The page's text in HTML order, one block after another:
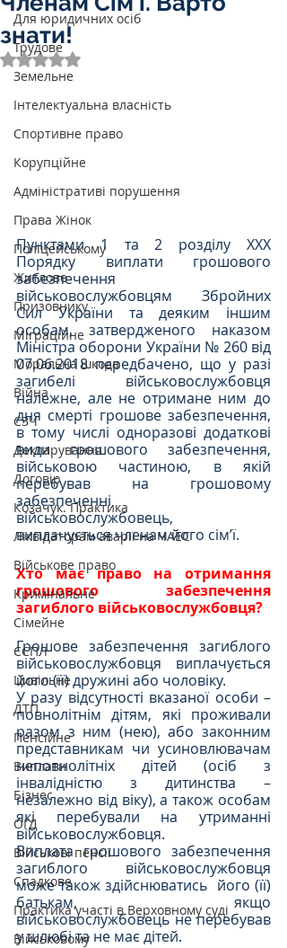
Для юридичних осіб
Трудове
Земельне
Інтелектуальна власність
Спортивне право
Корупційне
Адміністративі порушення
Права Жінок
Поліцейському
Житлове
Призовнику
Міграційне
Моральна шкода
Війна
СЗЧ
Декларування
Договір
Козачук. Практика
Ліквідаторам аварії на ЧАЕС
Військове право
Кримінальне
Сімейне
ЄСПЛ
Цивільне
ДТП
Пенсійне
Виплати
Бізнес
ОГД
Військові пенсії
Спадкове
Практика участі в Верховному суді
Військовому
знати!
Оцінка: NaN з 5 зірок.
Пунктами 1 та 2 розділу ХХХ
Порядку виплати грошового
забезпечення
військовослужбовцям Збройних
Сил України та деяким іншим
особам, затвердженого наказом
Міністра оборони України № 260 від
07.06.2018 передбачено, що у разі
загибелі військовослужбовця
належне, але не отримане ним до
дня смерті грошове забезпечення,
в тому числі одноразові додаткові
види грошового забезпечення,
військовою частиною, в якій
перебував на грошовому
забезпеченні
військовослужбовець,
виплачується членам його сім’ї.
Хто має право на отримання
грошового забезпечення
загиблого військовослужбовця?
Грошове забезпечення загиблого
військовослужбовця виплачується
його (її) дружині або чоловіку.
У разу відсутності вказаної особи –
повнолітнім дітям, які проживали
разом з ним (нею), або законним
представникам чи усиновлювачам
неповнолітніх дітей (осіб з
інвалідністю з дитинства –
незалежно від віку), а також особам
які перебували на утриманні
військовослужбовця.
Виплата грошового забезпечення
загиблого військовослужбовця
може також здійснюватись  його (її)
батькам, якщо
військовослужбовець не перебував
у шлюбі та не має дітей.